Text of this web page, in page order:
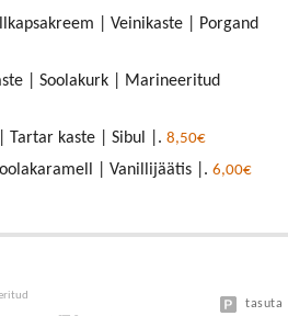
| Veinikaste | Porgand
| Soolakurk | Marineeritud
| Tartar kaste | Sibul |. 8,50€
| Vanillijäätis |. 6,00€
tasuta